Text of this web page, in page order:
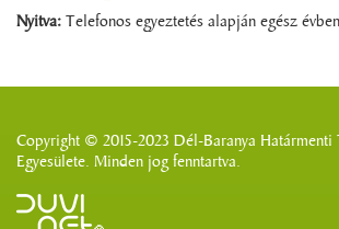
Nyitva: Telefonos egyeztetés alapján egész
Copyright © 2015-2023 Dél-Baranya Határmenti
Egyesülete. Minden jog fenntartva.